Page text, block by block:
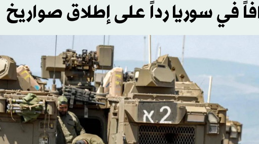
في سوريا رداً على إطلاق صواريخ